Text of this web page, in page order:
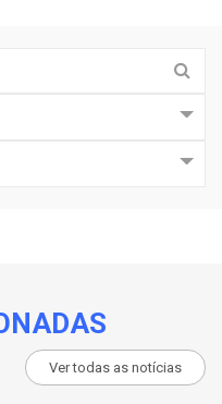
Ver todas as notícias